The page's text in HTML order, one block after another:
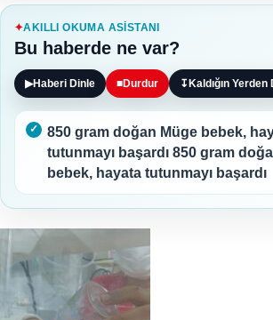
AKILLI OKUMA ASISTANI
Bu haberde ne var?
▶Haberi Dinle ■Durdur ↧Kaldığın
850 gram doğan Müge bebek,
tutunmayı başardı 850 gram
bebek, hayata tutunmayı başardı